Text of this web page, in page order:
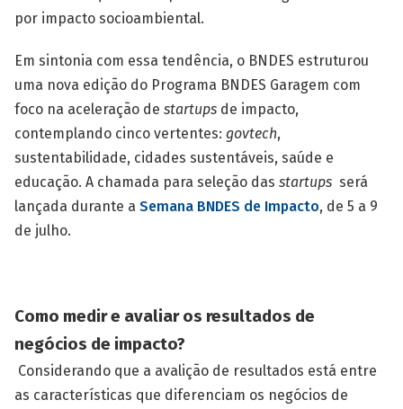
por impacto socioambiental.
Em sintonia com essa tendência, o BNDES estruturou
uma nova edição do Programa BNDES Garagem com
foco na aceleração de startups de impacto,
contemplando cinco vertentes: govtech,
sustentabilidade, cidades sustentáveis, saúde e
educação. A chamada para seleção das startups será
lançada durante a Semana BNDES de Impacto, de 5 a 9
de julho.
Como medir e avaliar os resultados de
negócios de impacto?
Considerando que a avalição de resultados está entre
as características que diferenciam os negócios de